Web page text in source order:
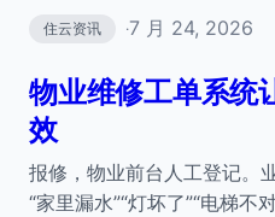
住云资讯 ·7 月 24, 2026
物业维修工单系统
效
报修，物业前台人工登记。
“家里漏水”“灯坏了”“电梯不